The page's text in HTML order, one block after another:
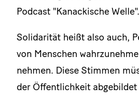
Podcast "Kanackische Welle".
Solidarität heißt also auch,
von Menschen
nehmen. Diese Stimmen
der Öffentlichkeit